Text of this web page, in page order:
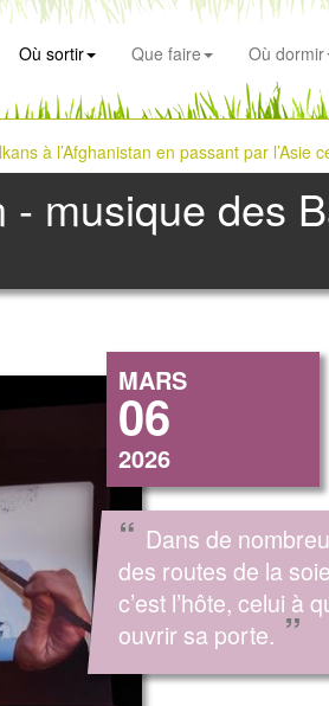
Où sortir Que faire Où dormir
à l’Afghanistan en passant par l’Asie
musique des
MARS
06
2026
“ Dans de
des routes de la
c’est l’hôte, celui à
ouvrir sa porte. ”